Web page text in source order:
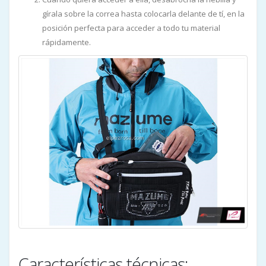
gírala sobre la correa hasta colocarla delante de tí, en la
posición perfecta para acceder a todo tu material
rápidamente.